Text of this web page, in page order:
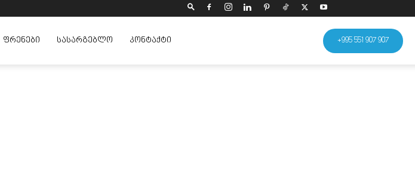
+995 551 907 907
ᲤᲠᲔᲜᲔᲑᲘ ᲡᲐᲡᲐᲠᲒᲔᲑᲚᲝ ᲙᲝᲜᲢᲐᲥᲢᲘ